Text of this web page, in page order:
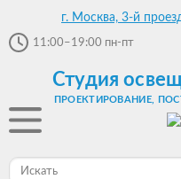
г. Москва, 3-й
11:00–19:00 пн-пт
Студия
ПРОЕКТИРОВАНИЕ,